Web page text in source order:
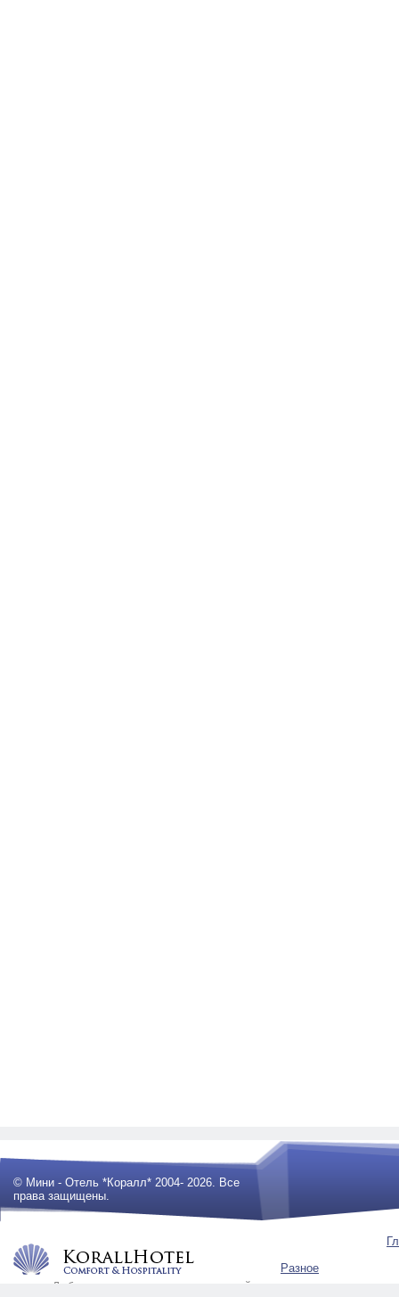
© Мини - Отель *Коралл* 2004- 2026. Все
права защищены.
Любое использование материалов сайта
Разное